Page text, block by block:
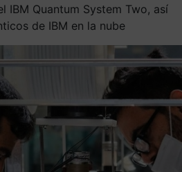
IBM Quantum System Two, así
de IBM en la nube